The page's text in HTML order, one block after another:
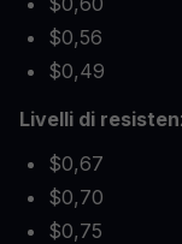
$0,56
$0,49
Livelli di
$0,67
$0,70
$0,75